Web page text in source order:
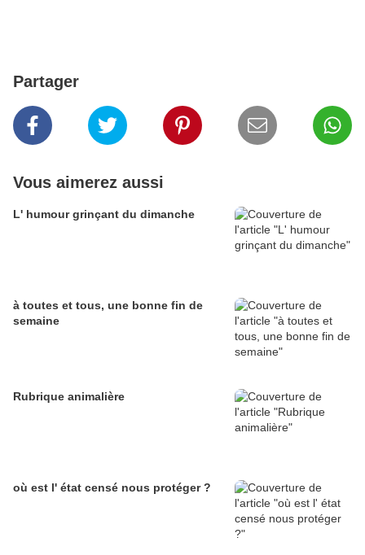
Partager
Vous aimerez aussi
L' humour grinçant du dimanche
à toutes et tous, une bonne fin de
semaine
Rubrique animalière
où est l' état censé nous protéger ?